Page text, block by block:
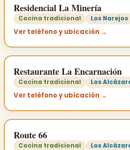
Residencial La Minería
Cocina tradicional Los Narejos
Ver teléfono y ubicación →
Restaurante La Encarnación
Cocina tradicional Los
Ver teléfono y ubicación →
Route 66
Cocina tradicional Los